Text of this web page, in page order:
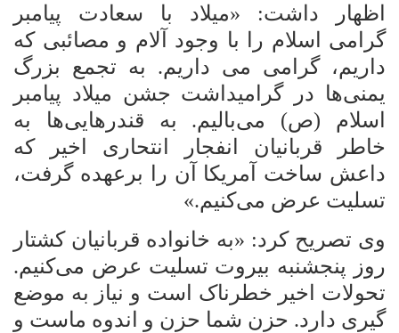
اظهار داشت: «میلاد با سعادت پیامبر
گرامی اسلام را با وجود آلام و مصائبی که
داریم، گرامی می داریم. به تجمع بزرگ
یمنی‌ها در گرامیداشت جشن میلاد پیامبر
اسلام (ص) می‌بالیم. به قندرهایی‌ها به
خاطر قربانیان انفجار انتحاری اخیر که
داعش ساخت آمریکا آن را برعهده گرفت،
تسلیت عرض می‌کنیم.»
وی تصریح کرد: «به خانواده قربانیان کشتار
روز پنجشنبه بیروت تسلیت عرض می‌کنیم.
تحولات اخیر خطرناک است و نیاز به موضع
گیری دارد. حزن شما حزن و اندوه ماست و